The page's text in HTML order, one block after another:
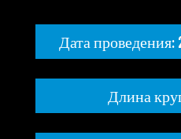
Дата проведения:
Длина